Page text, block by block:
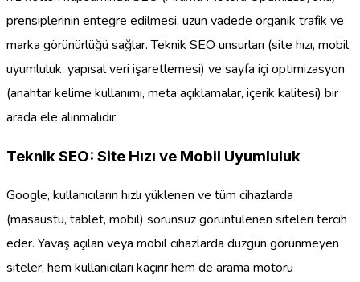
prensiplerinin entegre edilmesi, uzun vadede organik trafik ve
marka görünürlüğü sağlar. Teknik SEO unsurları (site hızı, mobil
uyumluluk, yapısal veri işaretlemesi) ve sayfa içi optimizasyon
(anahtar kelime kullanımı, meta açıklamalar, içerik kalitesi) bir
arada ele alınmalıdır.
Teknik SEO: Site Hızı ve Mobil Uyumluluk
Google, kullanıcıların hızlı yüklenen ve tüm cihazlarda
(masaüstü, tablet, mobil) sorunsuz görüntülenen siteleri tercih
eder. Yavaş açılan veya mobil cihazlarda düzgün görünmeyen
siteler, hem kullanıcıları kaçırır hem de arama motoru